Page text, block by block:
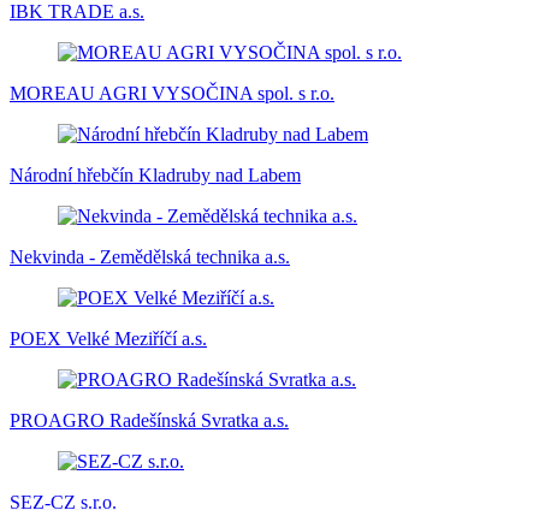
IBK TRADE a.s.
MOREAU AGRI VYSOČINA spol. s r.o.
Národní hřebčín Kladruby nad Labem
Nekvinda - Zemědělská technika a.s.
POEX Velké Meziříčí a.s.
PROAGRO Radešínská Svratka a.s.
SEZ-CZ s.r.o.